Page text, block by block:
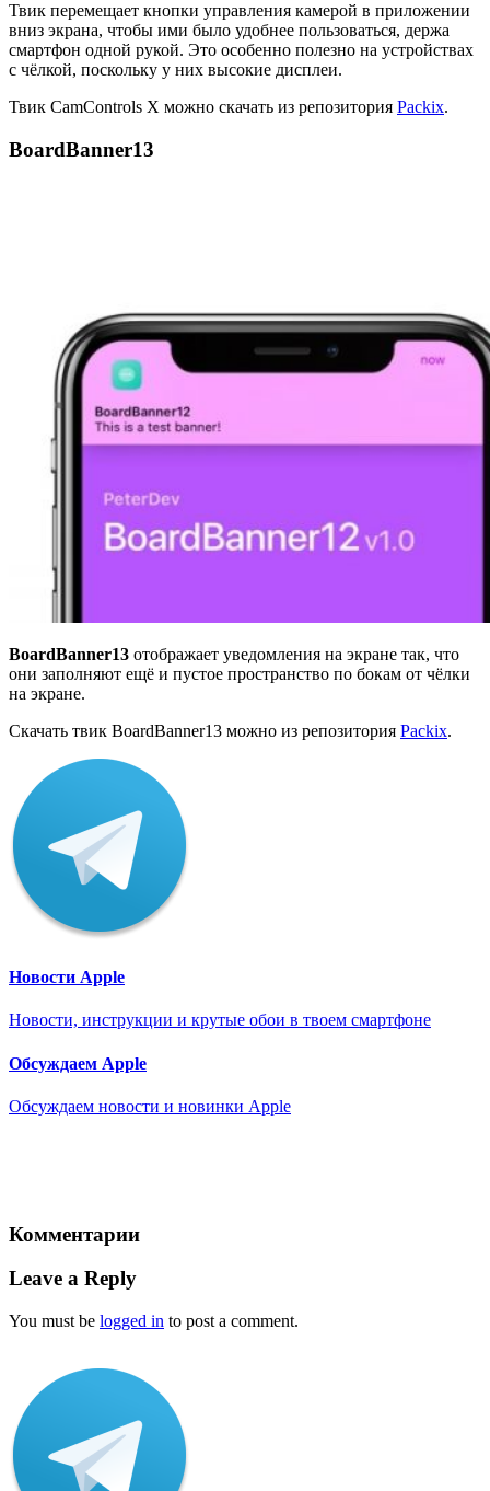
Твик перемещает кнопки управления камерой в приложении
вниз экрана, чтобы ими было удобнее пользоваться, держа
смартфон одной рукой. Это особенно полезно на устройствах
с чёлкой, поскольку у них высокие дисплеи.
Твик CamControls X можно скачать из репозитория Packix.
BoardBanner13
BoardBanner13 отображает уведомления на экране так, что
они заполняют ещё и пустое пространство по бокам от чёлки
на экране.
Скачать твик BoardBanner13 можно из репозитория Packix.
Новости Apple
Новости, инструкции и крутые обои в твоем смартфоне
Обсуждаем Apple
Обсуждаем новости и новинки Apple
Комментарии
Leave a Reply
You must be logged in to post a comment.